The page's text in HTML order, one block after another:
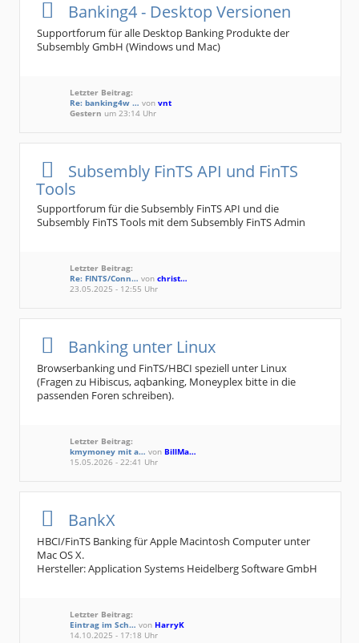
Banking4 - Desktop Versionen
Supportforum für alle Desktop Banking Produkte der
Subsembly GmbH (Windows und Mac)
Letzter Beitrag:
Re: banking4w … von vnt
Gestern um 23:14 Uhr
Subsembly FinTS API und FinTS
Tools
Supportforum für die Subsembly FinTS API und die
Subsembly FinTS Tools mit dem Subsembly FinTS Admin
Letzter Beitrag:
Re: FINTS/Conn… von christ…
23.05.2025 - 12:55 Uhr
Banking unter Linux
Browserbanking und FinTS/HBCI speziell unter Linux
(Fragen zu Hibiscus, aqbanking, Moneyplex bitte in die
passenden Foren schreiben).
Letzter Beitrag:
kmymoney mit a… von BillMa…
15.05.2026 - 22:41 Uhr
BankX
HBCI/FinTS Banking für Apple Macintosh Computer unter
Mac OS X.
Hersteller: Application Systems Heidelberg Software GmbH
Letzter Beitrag:
Eintrag im Sch… von HarryK
14.10.2025 - 17:18 Uhr